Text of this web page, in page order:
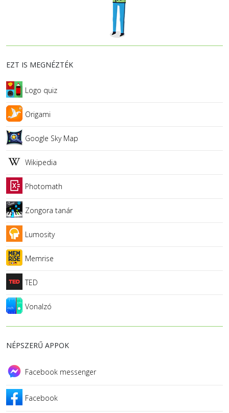
EZT IS MEGNÉZTÉK
Logo quiz
Origami
Google Sky Map
Wikipedia
Photomath
Zongora tanár
Lumosity
Memrise
TED
Vonalzó
NÉPSZERŰ APPOK
Facebook messenger
Facebook